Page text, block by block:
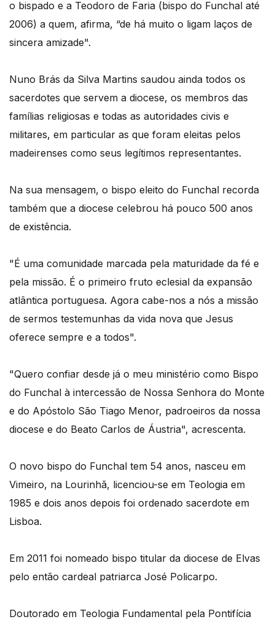
o bispado e a Teodoro de Faria (bispo do Funchal até
2006) a quem, afirma, “de há muito o ligam laços de
sincera amizade".
Nuno Brás da Silva Martins saudou ainda todos os
sacerdotes que servem a diocese, os membros das
famílias religiosas e todas as autoridades civis e
militares, em particular as que foram eleitas pelos
madeirenses como seus legítimos representantes.
Na sua mensagem, o bispo eleito do Funchal recorda
também que a diocese celebrou há pouco 500 anos
de existência.
"É uma comunidade marcada pela maturidade da fé e
pela missão. É o primeiro fruto eclesial da expansão
atlântica portuguesa. Agora cabe-nos a nós a missão
de sermos testemunhas da vida nova que Jesus
oferece sempre e a todos".
"Quero confiar desde já o meu ministério como Bispo
do Funchal à intercessão de Nossa Senhora do Monte
e do Apóstolo São Tiago Menor, padroeiros da nossa
diocese e do Beato Carlos de Áustria", acrescenta.
O novo bispo do Funchal tem 54 anos, nasceu em
Vimeiro, na Lourinhã, licenciou-se em Teologia em
1985 e dois anos depois foi ordenado sacerdote em
Lisboa.
Em 2011 foi nomeado bispo titular da diocese de Elvas
pelo então cardeal patriarca José Policarpo.
Doutorado em Teologia Fundamental pela Pontifícia